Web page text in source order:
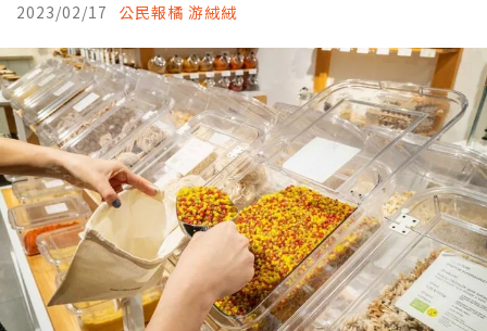
2023/02/17 公民報橘 游絨絨